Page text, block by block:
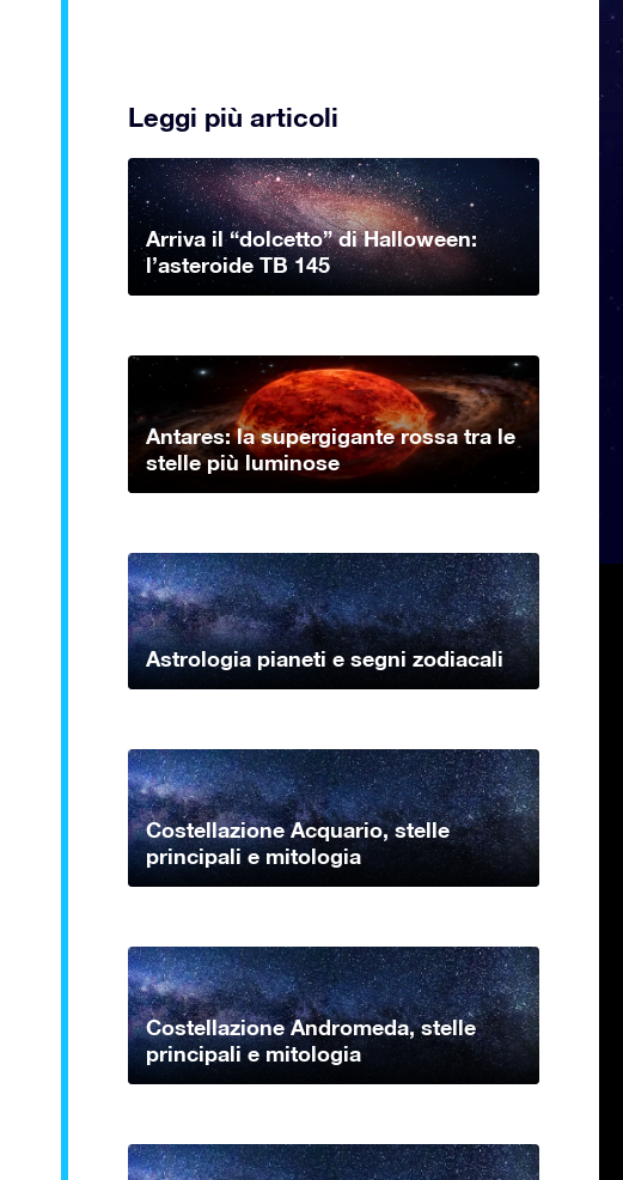
Leggi più articoli
Arriva il “dolcetto” di Halloween:
l’asteroide TB 145
Antares: la supergigante rossa tra le
stelle più luminose
Astrologia pianeti e segni zodiacali
Costellazione Acquario, stelle
principali e mitologia
Costellazione Andromeda, stelle
principali e mitologia